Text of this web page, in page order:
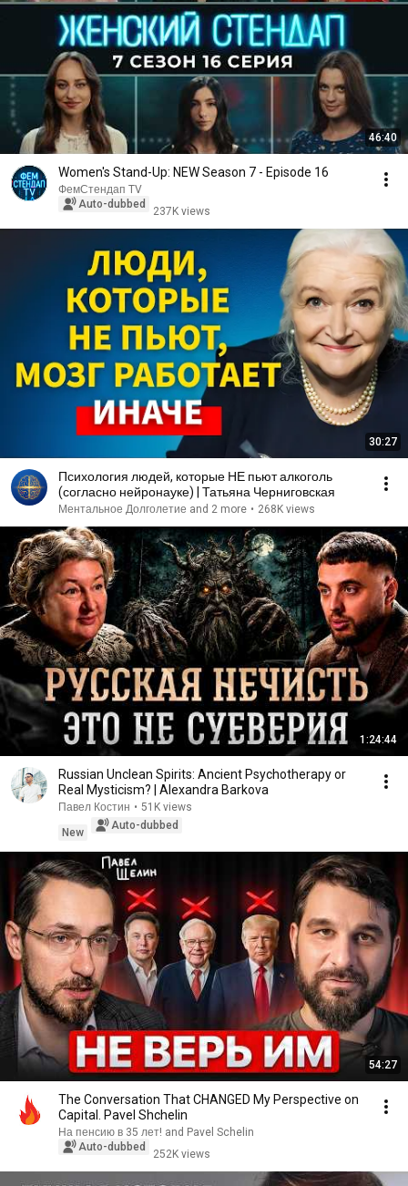
46:40
Women's Stand-Up: NEW Season 7 - Episode 16
ФемСтендап TV
Auto-dubbed
237K views
30:27
Психология людей, которые НЕ пьют алкоголь
(согласно нейронауке) | Татьяна Черниговская
Ментальное Долголетие and 2 more • 268K views
1:24:44
Russian Unclean Spirits: Ancient Psychotherapy or
Real Mysticism? | Alexandra Barkova
Павел Костин • 51K views
New
Auto-dubbed
54:27
The Conversation That CHANGED My Perspective on
Capital. Pavel Shchelin
На пенсию в 35 лет! and Pavel Schelin
Auto-dubbed
252K views